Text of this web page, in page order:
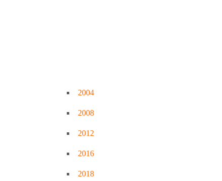
2004
2008
2012
2016
2018